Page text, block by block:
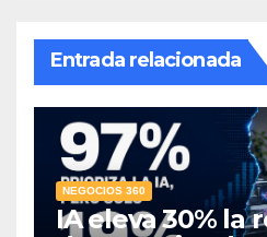
Entrada relacionada
NEGOCIOS 360
IA eleva 30% la